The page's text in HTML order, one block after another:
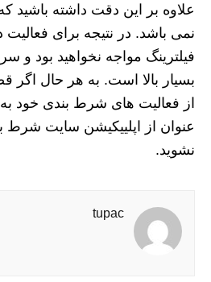
علاوه بر این دقت داشته باشید که
نمی باشد. در نتیجه برای
فیلترینگ مواجه نخواهید بود و
بسیار بالا است. به هر حال اگر
از فعالیت های شرط بندی خود
عنوان از اپلییکیشن سایت شرط
نشوید.
tupac